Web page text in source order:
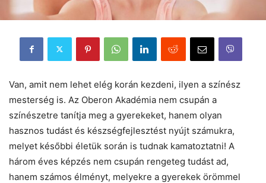
Van, amit nem lehet elég korán kezdeni, ilyen a színész
mesterség is. Az Oberon Akadémia nem csupán a
színészetre tanítja meg a gyerekeket, hanem olyan
hasznos tudást és készségfejlesztést nyújt számukra,
melyet későbbi életük során is tudnak kamatoztatni! A
három éves képzés nem csupán rengeteg tudást ad,
hanem számos élményt, melyekre a gyerekek örömmel